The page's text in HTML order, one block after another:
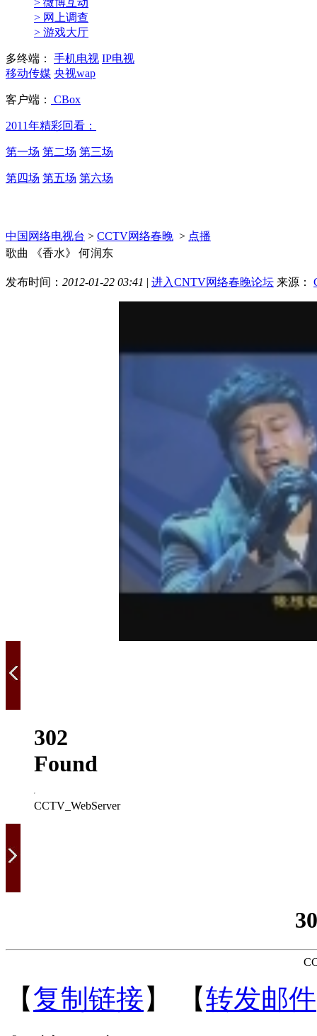
> 微博互动
> 网上调查
> 游戏大厅
多终端： 手机电视 IP电视
移动传媒 央视wap
客户端： CBox
2011年精彩回看：
第一场 第二场 第三场
第四场 第五场 第六场
中国网络电视台 > CCTV网络春晚 > 点播
歌曲 《香水》 何润东
发布时间： 2012-01-22 03:41 | 进入CNTV网络春晚论坛 来源：
302
Found
CCTV_WebServer
【复制链接】 【转发邮件